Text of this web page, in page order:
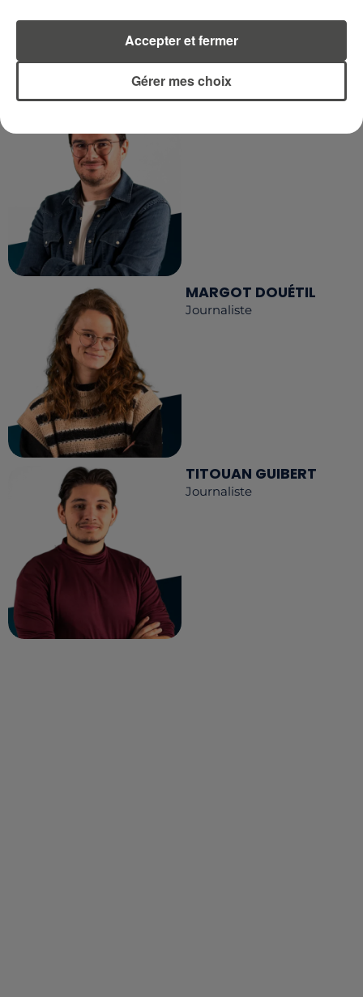
LA RÉDACTION
RCA
Voir toute l'équipe RCA
MARGOT DOUÉTIL
Journaliste
TITOUAN GUIBERT
Journaliste
Gérer mes choix
Accepter et fermer